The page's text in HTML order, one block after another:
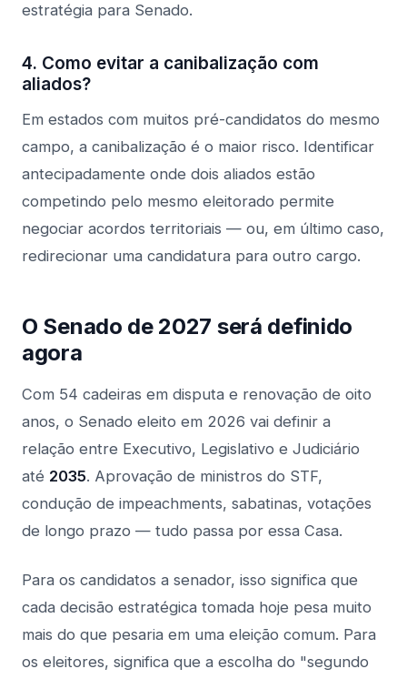
estratégia para Senado.
4. Como evitar a canibalização com
aliados?
Em estados com muitos pré-candidatos do mesmo
campo, a canibalização é o maior risco. Identificar
antecipadamente onde dois aliados estão
competindo pelo mesmo eleitorado permite
negociar acordos territoriais — ou, em último caso,
redirecionar uma candidatura para outro cargo.
O Senado de 2027 será definido
agora
Com 54 cadeiras em disputa e renovação de oito
anos, o Senado eleito em 2026 vai definir a
relação entre Executivo, Legislativo e Judiciário
até 2035. Aprovação de ministros do STF,
condução de impeachments, sabatinas, votações
de longo prazo — tudo passa por essa Casa.
Para os candidatos a senador, isso significa que
cada decisão estratégica tomada hoje pesa muito
mais do que pesaria em uma eleição comum. Para
os eleitores, significa que a escolha do "segundo